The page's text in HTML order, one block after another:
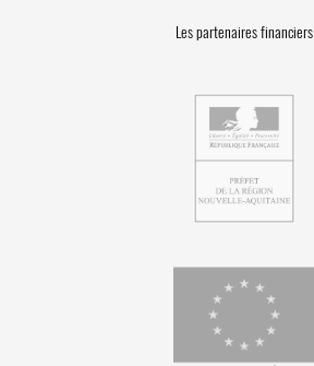
Les partenaires financiers